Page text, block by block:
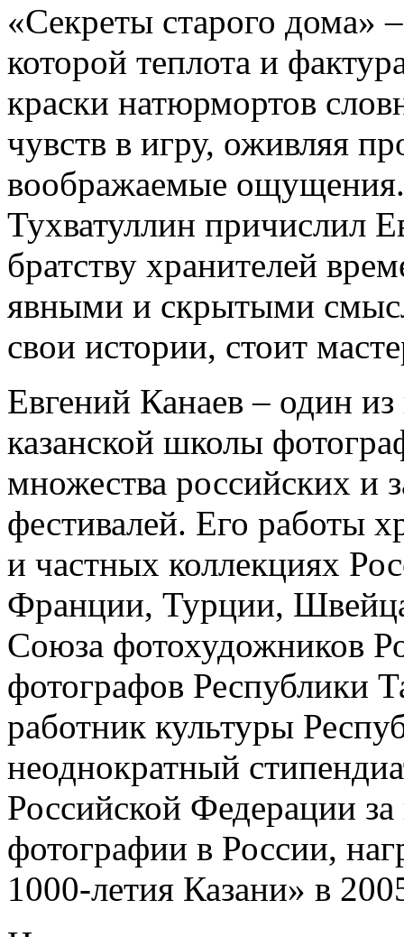
«Секреты старого дома»
которой теплота и
краски натюрмортов
чувств в игру, оживляя
воображаемые
Тухватуллин причислил
братству хранителей
явными и скрытыми
свои истории, стоит
Евгений Канаев – один
казанской школы
множества российских и
фестивалей. Его работы
и частных коллекциях
Франции, Турции,
Союза фотохудожников
фотографов Республики
работник культуры
неоднократный
Российской Федерации
фотографии в России,
1000-летия Казани» в